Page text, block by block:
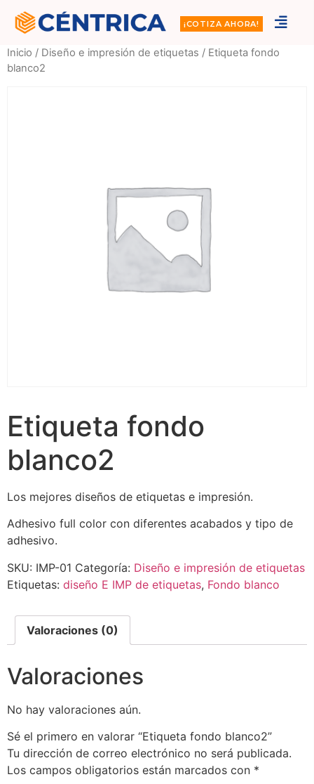
¡COTIZA AHORA!
Inicio / Diseño e impresión de etiquetas / Etiqueta fondo
blanco2
Etiqueta fondo
blanco2
Los mejores diseños de etiquetas e impresión.
Adhesivo full color con diferentes acabados y tipo de
adhesivo.
SKU: IMP-01 Categoría: Diseño e impresión de etiquetas
Etiquetas: diseño E IMP de etiquetas, Fondo blanco
Valoraciones (0)
Valoraciones
No hay valoraciones aún.
Sé el primero en valorar “Etiqueta fondo blanco2”
Tu dirección de correo electrónico no será publicada.
Los campos obligatorios están marcados con *